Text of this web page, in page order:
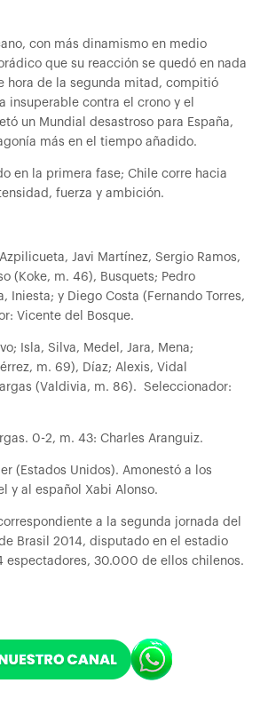
con más dinamismo en medio
que su reacción se quedó en nada
hora de la segunda mitad, compitió
insuperable contra el crono y el
un Mundial desastroso para España,
más en el tiempo añadido.
en la primera fase; Chile corre hacia
fuerza y ambición.
Javi Martínez, Sergio Ramos,
(Koke, m. 46), Busquets; Pedro
Iniesta; y Diego Costa (Fernando Torres,
Vicente del Bosque.
Isla, Silva, Medel, Jara, Mena;
m. 69), Díaz; Alexis, Vidal
(Valdivia, m. 86). Seleccionador:
0-2, m. 43: Charles Aranguiz.
(Estados Unidos). Amonestó a los
y al español Xabi Alonso.
a la segunda jornada del
Brasil 2014, disputado en el estadio
espectadores, 30.000 de ellos chilenos.